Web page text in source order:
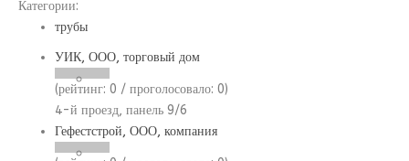
Категории:
трубы
УИК, ООО, торговый дом
(рейтинг: 0 / проголосовало: 0)
4-й проезд, панель 9/6
Гефестстрой, ООО, компания